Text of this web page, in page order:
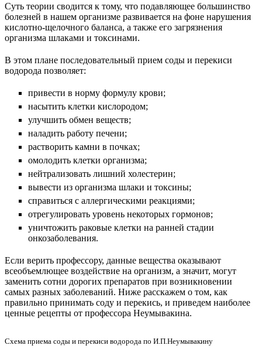
Суть теории сводится к тому, что подавляющее большинство
болезней в нашем организме развивается на фоне нарушения
кислотно-щелочного баланса, а также его загрязнения
организма шлаками и токсинами.
В этом плане последовательный прием соды и перекиси
водорода позволяет:
привести в норму формулу крови;
насытить клетки кислородом;
улучшить обмен веществ;
наладить работу печени;
растворить камни в почках;
омолодить клетки организма;
нейтрализовать лишний холестерин;
вывести из организма шлаки и токсины;
справиться с аллергическими реакциями;
отрегулировать уровень некоторых гормонов;
уничтожить раковые клетки на ранней стадии
онкозаболевания.
Если верить профессору, данные вещества оказывают
всеобъемлющее воздействие на организм, а значит, могут
заменить сотни дорогих препаратов при возникновении
самых разных заболеваний. Ниже расскажем о том, как
правильно принимать соду и перекись, и приведем наиболее
ценные рецепты от профессора Неумывакина.
Схема приема соды и перекиси водорода по И.П.Неумывакину